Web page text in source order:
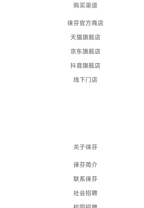
购买渠道
徕芬官方商店
天猫旗舰店
京东旗舰店
抖音旗舰店
线下门店
关于徕芬
徕芬简介
联系徕芬
社会招聘